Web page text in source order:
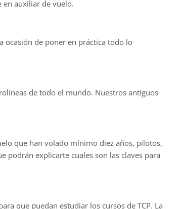
en auxiliar de vuelo.
ocasión de poner en práctica todo lo
de todo el mundo. Nuestros antiguos
que han volado mínimo diez años, pilotos,
podrán explicarte cuales son las claves para
que puedan estudiar los cursos de TCP. La